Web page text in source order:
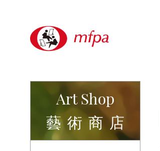
Art Shop
藝術商店